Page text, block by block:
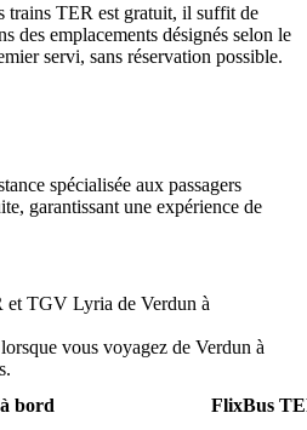
trains TER est gratuit, il suffit de
des emplacements désignés selon le
servi, sans réservation possible.
spécialisée aux passagers
garantissant une expérience de
et TGV Lyria de Verdun à
vous voyagez de Verdun à
bord
FlixBus